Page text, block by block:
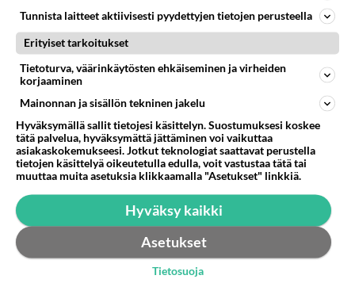
2006-09-14 13:19:50
ololololkirjoitti:
BB on bareback eli ilman kondomia.
Kuinka yleistä? Onko sulla kokemusta. Joko
panemisesta tai naitavana olemisesta ILMAN
KORTSUU? MIten liukaste?
Äänestä Kommentoi
Kuinka yleistäkirjoitti:
Tunnista laitteet aktiivisesti pyydettyjen tietojen perusteella
Erityiset tarkoitukset
Tietoturva, väärinkäytösten ehkäiseminen ja virheiden
korjaaminen
Mainonnan ja sisällön tekninen jakelu
Hyväksymällä sallit tietojesi käsittelyn. Suostumuksesi koskee
tätä palvelua, hyväksymättä jättäminen voi vaikuttaa
asiakaskokemukseesi. Jotkut teknologiat saattavat perustella
tietojen käsittelyä oikeutetulla edulla, voit vastustaa tätä tai
muuttaa muita asetuksia klikkaamalla "Asetukset" linkkiä.
Hyväksy kaikki
Asetukset
Tietosuoja